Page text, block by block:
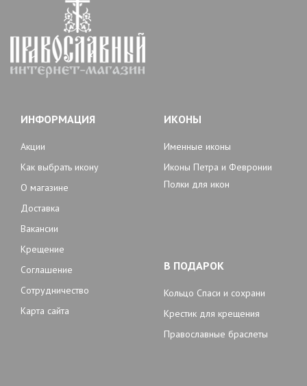
ИНФОРМАЦИЯ
Акции
Как выбрать икону
О магазине
Доставка
Вакансии
Крещение
Соглашение
Сотрудничество
Карта сайта
ИКОНЫ
Именные иконы
Иконы Петра и Февронии
Полки для икон
В ПОДАРОК
Кольцо Спаси и сохрани
Крестик для крещения
Православные браслеты